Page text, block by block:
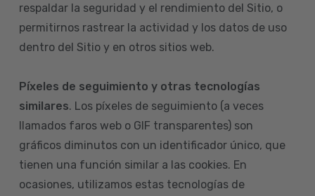
respaldar la seguridad y el rendimiento del Sitio, o
permitirnos rastrear la actividad y los datos de uso
dentro del Sitio y en otros sitios web.
Píxeles de seguimiento y otras tecnologías
similares. Los píxeles de seguimiento (a veces
llamados faros web o GIF transparentes) son
gráficos diminutos con un identificador único, que
tienen una función similar a las cookies. En
ocasiones, utilizamos estas tecnologías de